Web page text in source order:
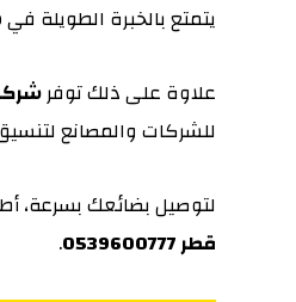
يتمتع بالخبرة الطويلة
علاوة على ذلكتوفر
للشركات والمصانع
لتوصيل بضائعك بسرعة،
قطر 0539600777
.